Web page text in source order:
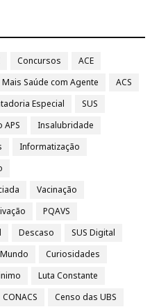
Concursos
ACE
Mais Saúde com Agente
ACS
Especial
SUS
APS
Insalubridade
Informatização
Vacinação
PQAVS
Descaso
SUS Digital
Curiosidades
Luta Constante
CONACS
Censo das UBS